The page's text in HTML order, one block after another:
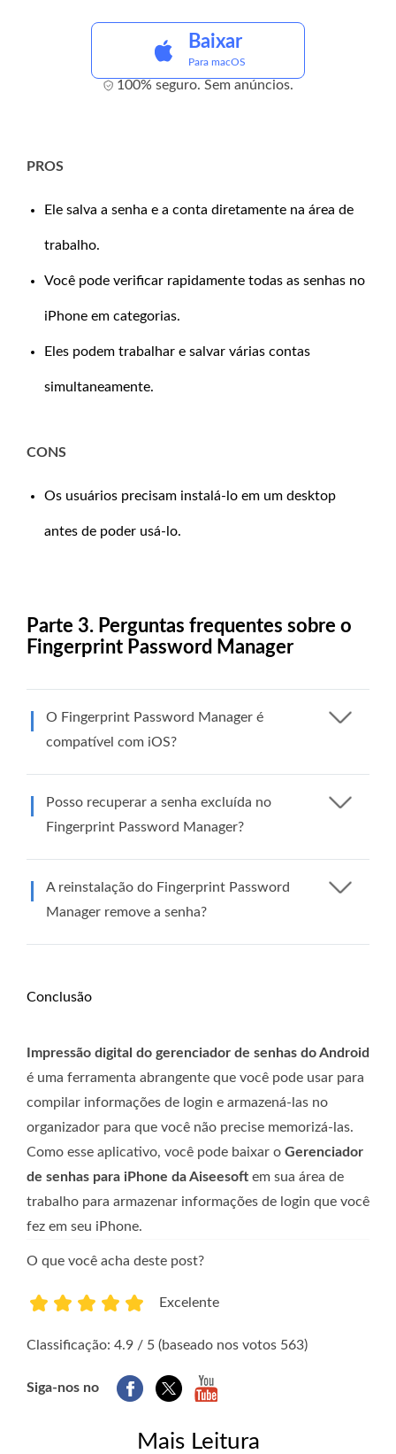
Baixar
Para macOS
100% seguro. Sem anúncios.
PROS
Ele salva a senha e a conta diretamente na área de
trabalho.
Você pode verificar rapidamente todas as senhas no
iPhone em categorias.
Eles podem trabalhar e salvar várias contas
simultaneamente.
CONS
Os usuários precisam instalá-lo em um desktop
antes de poder usá-lo.
Parte 3. Perguntas frequentes sobre o
Fingerprint Password Manager
O Fingerprint Password Manager é
compatível com iOS?
Posso recuperar a senha excluída no
Fingerprint Password Manager?
A reinstalação do Fingerprint Password
Manager remove a senha?
Conclusão
Impressão digital do gerenciador de senhas do Android
é uma ferramenta abrangente que você pode usar para
compilar informações de login e armazená-las no
organizador para que você não precise memorizá-las.
Como esse aplicativo, você pode baixar o Gerenciador
de senhas para iPhone da Aiseesoft em sua área de
trabalho para armazenar informações de login que você
fez em seu iPhone.
O que você acha deste post?
Excelente
Classificação: 4.9 / 5 (baseado nos votos 563)
Siga-nos no
Mais Leitura